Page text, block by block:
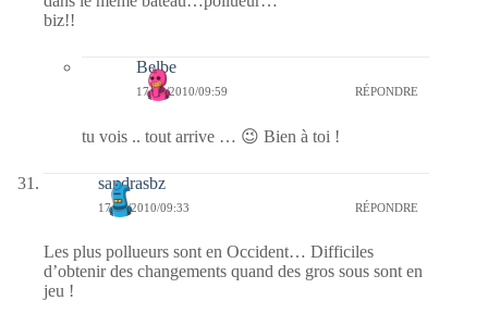
biz!!
Belbe
17/02/2010/09:59 RÉPONDRE
tu vois .. tout arrive … 😉 Bien à toi !
sandrasbz
17/02/2010/09:33 RÉPONDRE
Les plus pollueurs sont en Occident… Difficiles
d’obtenir des changements quand des gros sous sont en
jeu !